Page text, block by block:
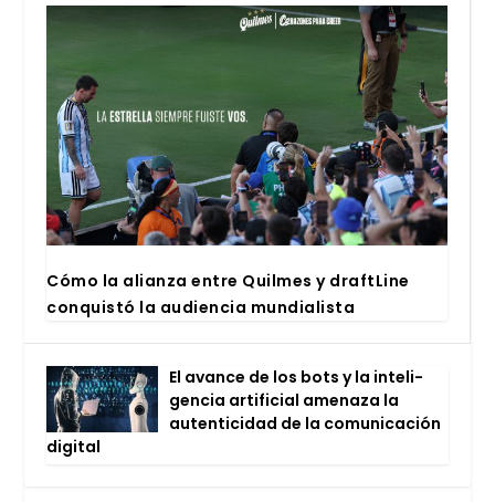
Cómo la alian­za entre Quil­mes y draftLi­ne
con­quis­tó la audien­cia mun­dia­lis­ta
El avan­ce de los bots y la inte­li­
gen­cia arti­fi­cial ame­na­za la
auten­ti­ci­dad de la comu­ni­ca­ción
digi­tal